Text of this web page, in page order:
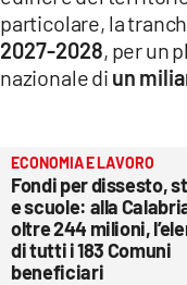
App
particolare, la
2027-2028, per un
nazionale di un
ECONOMIA E LAVORO
Fondi per dissesto,
e scuole: alla
oltre 244 milioni,
di tutti i 183 Comuni
beneficiari